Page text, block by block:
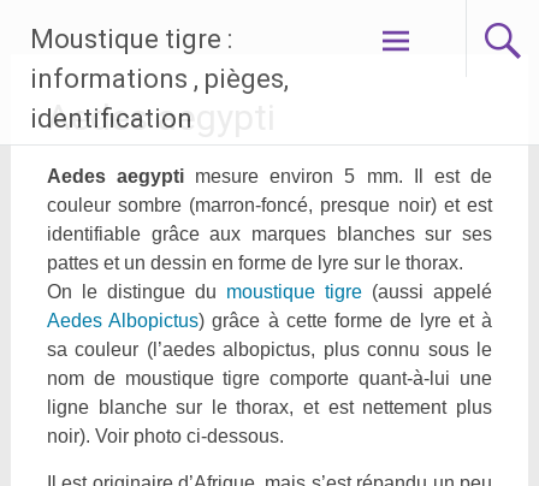
contenu
Moustique tigre :
informations , pièges,
identification
Aedes aegypti
Aedes aegypti mesure environ 5 mm. Il est de
couleur sombre (marron-foncé, presque noir) et est
identifiable grâce aux marques blanches sur ses
pattes et un dessin en forme de lyre sur le thorax.
On le distingue du moustique tigre (aussi appelé
Aedes Albopictus) grâce à cette forme de lyre et à
sa couleur (l’aedes albopictus, plus connu sous le
nom de moustique tigre comporte quant-à-lui une
ligne blanche sur le thorax, et est nettement plus
noir). Voir photo ci-dessous.